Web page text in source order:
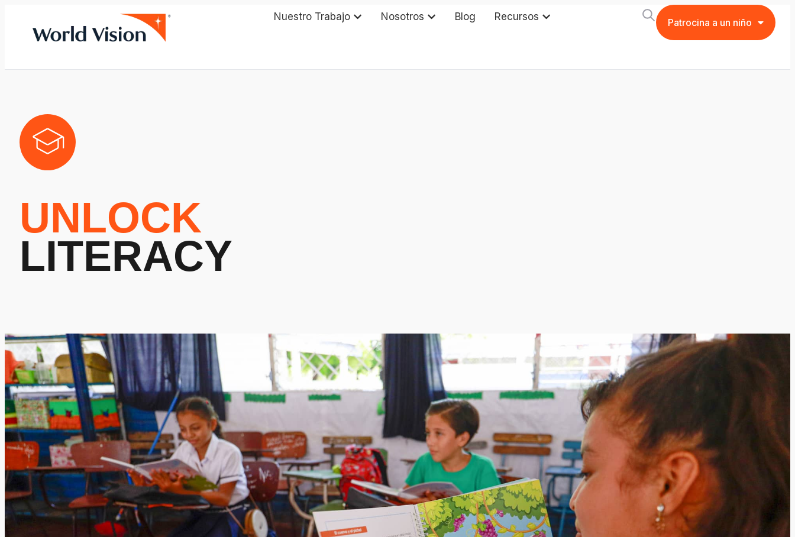
Nuestro Trabajo Nosotros Blog Recursos Patrocina a un niño
UNLOCK
LITERACY